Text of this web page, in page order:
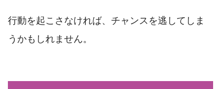
行動を起こさなければ、チャンスを逃してしま
うかもしれません。